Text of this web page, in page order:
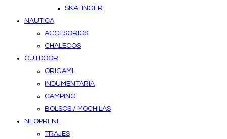
SKATINGER
NAUTICA
ACCESORIOS
CHALECOS
OUTDOOR
ORIGAMI
INDUMENTARIA
CAMPING
BOLSOS / MOCHILAS
NEOPRENE
TRAJES